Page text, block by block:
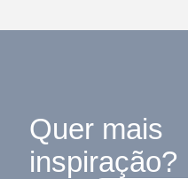
Quer mais
inspiração?